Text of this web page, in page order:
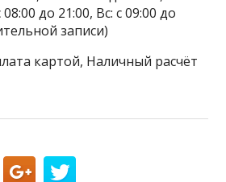
до 21:00, Вс: с 09:00 до
записи)
картой, Наличный расчёт